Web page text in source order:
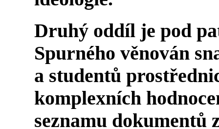
Druhý oddíl je pod
Spurného věnován
a studentů
komplexních
seznamu dokumentů